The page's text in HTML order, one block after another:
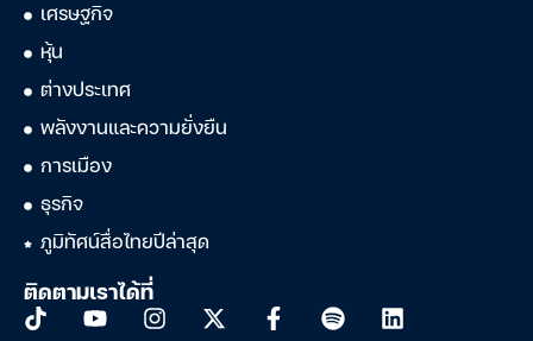
เศรษฐกิจ
หุ้น
ต่างประเทศ
พลังงานและความยั่งยืน
การเมือง
ธุรกิจ
ภูมิทัศน์สื่อไทยปีล่าสุด
ติดตามเราได้ที่